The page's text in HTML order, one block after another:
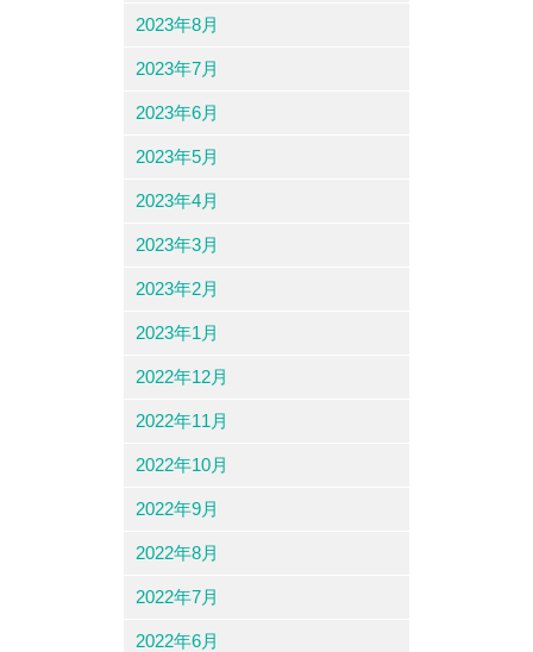
2023年8月
2023年7月
2023年6月
2023年5月
2023年4月
2023年3月
2023年2月
2023年1月
2022年12月
2022年11月
2022年10月
2022年9月
2022年8月
2022年7月
2022年6月